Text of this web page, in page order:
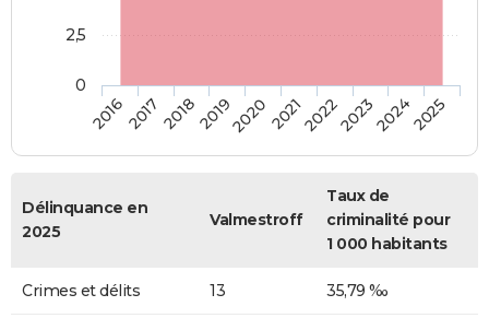
2016201720182019202020212022202320242025
0
2,5
Délinquance en
2025
Valmestroff
Taux de
criminalité pour
1 000 habitants
Crimes et délits 13 35,79 ‰